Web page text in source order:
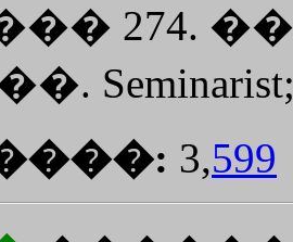
274. ��
3,599